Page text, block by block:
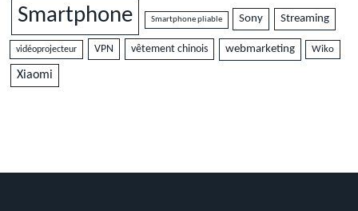
Smartphone Smartphone pliable Sony Streaming
vidéoprojecteur VPN vêtement chinois webmarketing Wiko
Xiaomi